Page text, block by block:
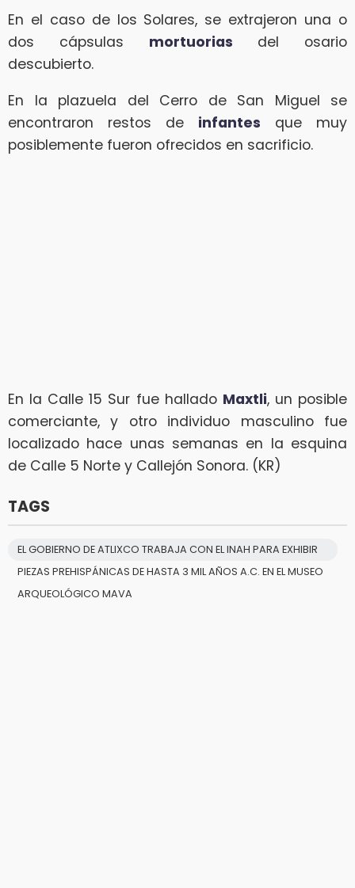
En el caso de los Solares, se extrajeron una o
dos cápsulas mortuorias del osario
descubierto.
En la plazuela del Cerro de San Miguel se
encontraron restos de infantes que muy
posiblemente fueron ofrecidos en sacrificio.
En la Calle 15 Sur fue hallado Maxtli, un posible
comerciante, y otro individuo masculino fue
localizado hace unas semanas en la esquina
de Calle 5 Norte y Callejón Sonora. (KR)
TAGS
EL GOBIERNO DE ATLIXCO TRABAJA CON EL INAH PARA EXHIBIR
PIEZAS PREHISPÁNICAS DE HASTA 3 MIL AÑOS A.C. EN EL MUSEO
ARQUEOLÓGICO MAVA